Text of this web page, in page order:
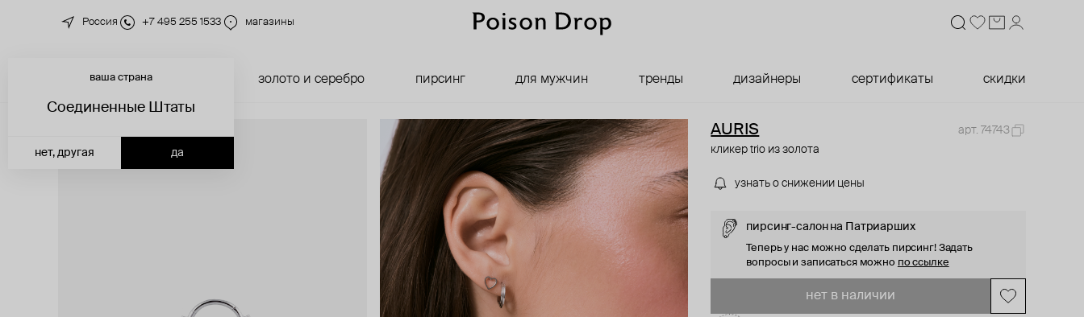
Россия +7 495 255 1533 магазины
новинки золото и серебро пирсинг для мужчин тренды дизайнеры сертификаты скидки
ваша страна
Соединенные Штаты
да
нет, другая
AURIS
арт. 74743
кликер trio из золота
узнать о снижении цены
пирсинг-салон на Патриарших
Теперь у нас можно сделать пирсинг! Задать
вопросы и записаться можно по ссылке
нет в наличии